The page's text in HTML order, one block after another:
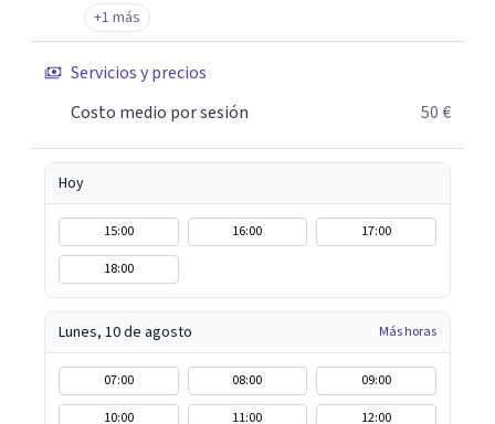
Habilidades sociales -Relaciones familiares -Pareja -
Habilidades de comunicación -Terapia para el divorcio -
Dependencia emocional -Celos -Inteligencia emocional -
Agresividad -Ira -Control de impulsos -Informes
Asesoramiento judicial
+1 más
Servicios y precios
Costo medio por sesión
50 €
Hoy
15:00 16:00
17:00
18:00
Lunes, 10 de agosto Más horas
07:00 08:00
09:00
10:00
11:00 12:00